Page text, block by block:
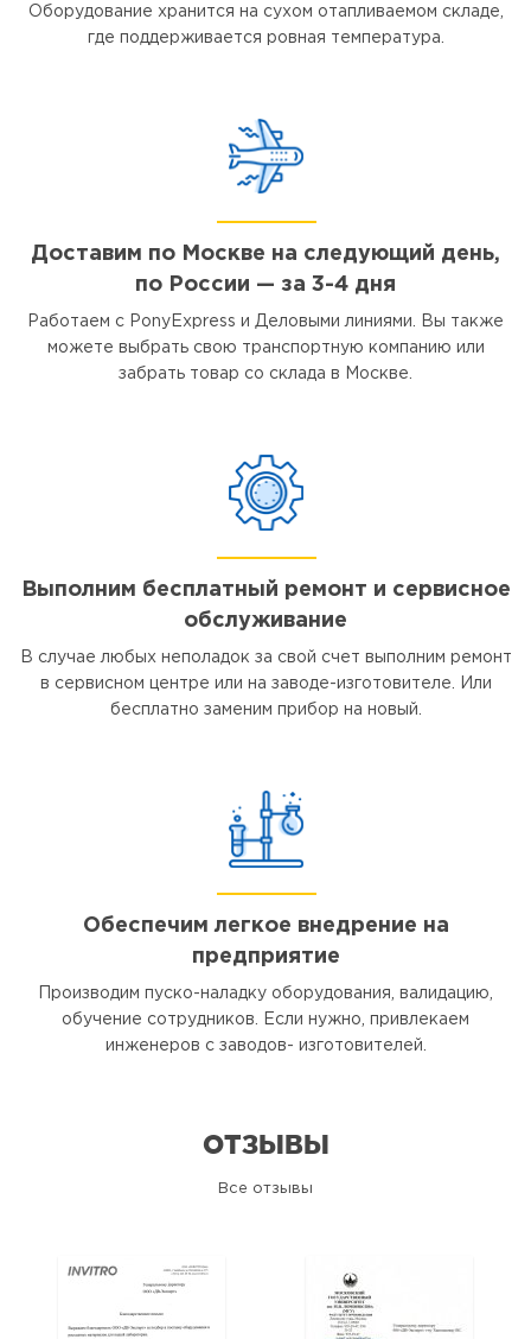
Оборудование хранится на сухом отапливаемом складе,
где поддерживается ровная температура.
Доставим по Москве на следующий день,
по России — за 3-4 дня
Работаем с PonyExpress и Деловыми линиями. Вы также
можете выбрать свою транспортную компанию или
забрать товар со склада в Москве.
Выполним бесплатный ремонт и сервисное
обслуживание
В случае любых неполадок за свой счет выполним ремонт
в сервисном центре или на заводе-изготовителе. Или
бесплатно заменим прибор на новый.
Обеспечим легкое внедрение на
предприятие
Производим пуско-наладку оборудования, валидацию,
обучение сотрудников. Если нужно, привлекаем
инженеров с заводов- изготовителей.
ОТЗЫВЫ
Все отзывы